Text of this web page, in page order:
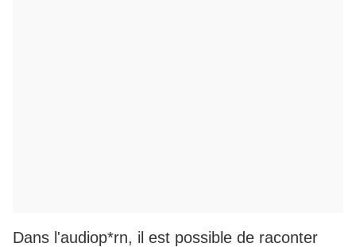
Dans l'audiop*rn, il est possible de raconter